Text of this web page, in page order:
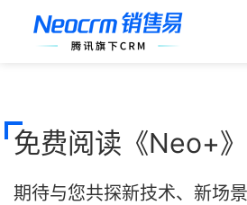
免费阅读《Neo+
期待与您共探新技术、新场